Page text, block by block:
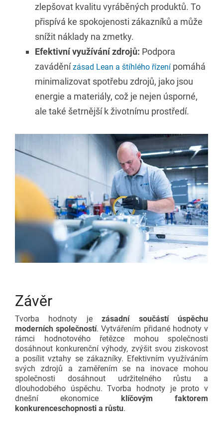
zlepšovat kvalitu vyráběných produktů. To
přispívá ke spokojenosti zákazníků a může
snížit náklady na zmetky.
Efektivní využívání zdrojů: Podpora
zaváděnízásad Lean a štíhlého řízení pomáhá
minimalizovat spotřebu zdrojů, jako jsou
energie a materiály, což je nejen úsporné,
ale také šetrnější k životnímu prostředí.
Závěr
Tvorba hodnoty jezásadní součástí úspěchu
moderních společností. Vytvářením přidané hodnoty v
rámci hodnotového řetězce mohou společnosti
dosáhnout konkurenční výhody, zvýšit svou ziskovost
a posílit vztahy se zákazníky. Efektivním využíváním
svých zdrojů a zaměřením se na inovace mohou
společnosti dosáhnout udržitelného růstu a
dlouhodobého úspěchu. Tvorba hodnoty je proto v
dnešní ekonomice klíčovým faktorem
konkurenceschopnosti a růstu.